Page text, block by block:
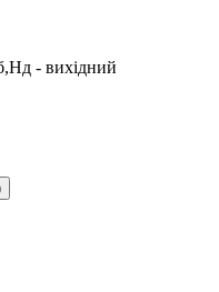
- вихідний